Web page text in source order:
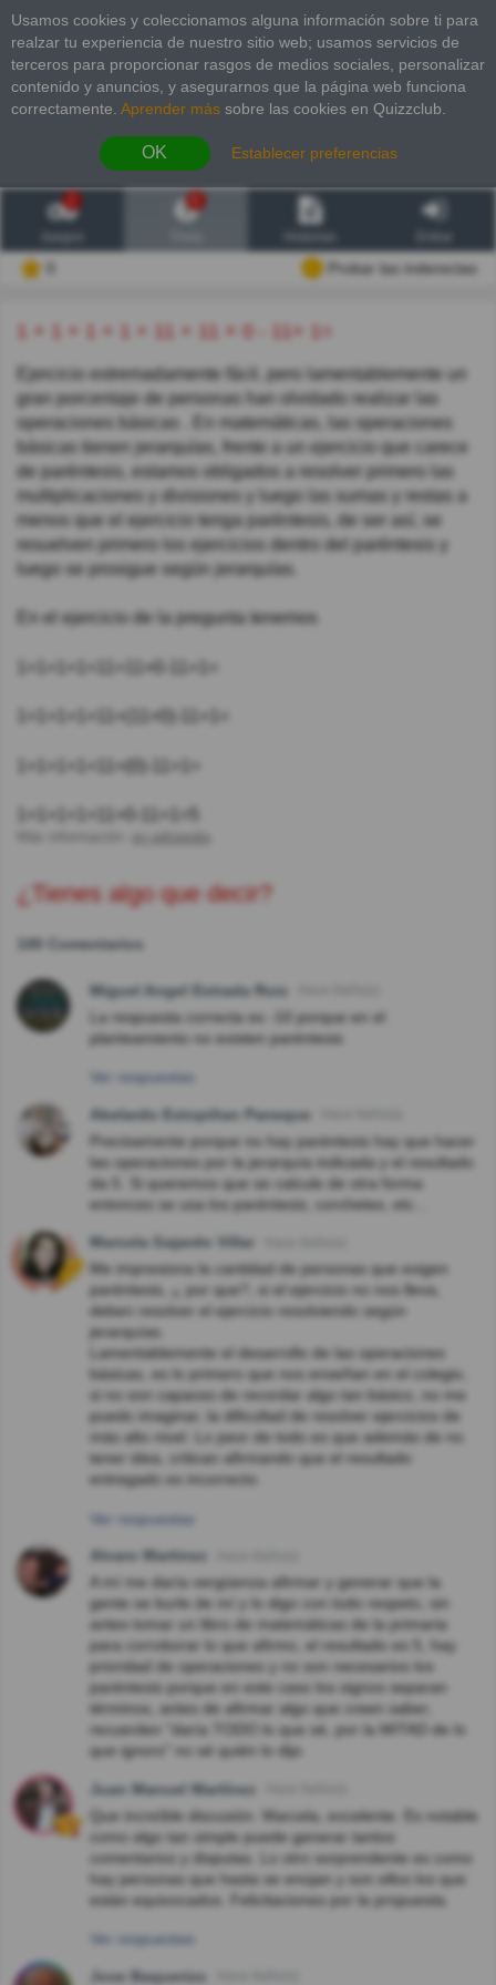
Usamos cookies y coleccionamos alguna información sobre ti para
realzar tu experiencia de nuestro sitio web; usamos servicios de
terceros para proporcionar rasgos de medios sociales, personalizar
contenido y anuncios, y asegurarnos que la página web funciona
correctamente. Aprender más sobre las cookies en Quizzclub.
OK Establecer preferencias
2
Probar las inderectas
1 + 1 + 1 + 1 + 11 + 11 × 0 - 11+ 1=
Ejercicio extremadamente fácil, pero lamentablemente un
gran porcentaje de personas han olvidado realizar las
operaciones básicas . En matemáticas, las operaciones
básicas tienen jerarquías, frente a un ejercicio que carece
de paréntesis, estamos obligados a resolver primero las
multiplicaciones y divisiones y luego las sumas y restas a
menos que el ejercicio tenga paréntesis, de ser así, se
resuelven primero los ejercicios dentro del paréntesis y
luego se prosigue según jerarquías.
En el ejercicio de la pregunta tenemos
1+1+1+1+11+11×0-11+1=
1+1+1+1+11+(11×0)-11+1=
¿Tienes algo que decir?
100 Comentarios
Miguel Angel Estrada Ruiz
La respuesta correcta es -10 porque en el
planteamiento no existen paréntesis
Ver respuestas
Abelardo Estopiñan Paneque
Precisamente porque no hay paréntesis hay que hacer
las operaciones por la jerarquía indicada y el resultado
da 5. Si queremos que se calcule de otra forma
entonces se usa los paréntesis, corchetes, etc...
Marcela Gajardo Villar
Me impresiona la cantidad de personas que exigen
paréntesis, ¿ por que?, si el ejercicio no nos lleva,
deben resolver el ejercicio resolviendo según
jerarquías.
Lamentablemente el desarrollo de las operaciones
básicas, es lo primero que nos enseñan en el colegio,
si no son capaces de recordar algo tan básico, no me
puedo imaginar, la dificultad de resolver ejercicios de
más alto nivel. Lo peor de todo es que además de no
tener idea, critican afirmando que el resultado
entregado es incorrecto.
Ver respuestas
Alvaro Martinez
A mí me daría vergüenza afirmar y generar que la
gente se burle de mí y lo digo con todo respeto, sin
antes tomar un libro de matemáticas de la primaria
para corroborar lo que afirmo, el resultado es 5, hay
prioridad de operaciones y no son necesarios los
paréntesis porque en este caso los signos separan
términos, antes de afirmar algo que creen saber,
recuerden "daría TODO lo que sé, por la MITAD de lo
que ignoro" no sé quién lo dijo
Juan Manuel Martínez
Que increíble discusión. Marcela, excelente. Es notable
como algo tan simple puede generar tantos
comentarios y disputas. Lo otro sorprendente es como
hay personas que hasta se enojan y son ellos los que
están equivocados. Felicitaciones por la propuesta.
Ver respuestas
Jose Baquerizo